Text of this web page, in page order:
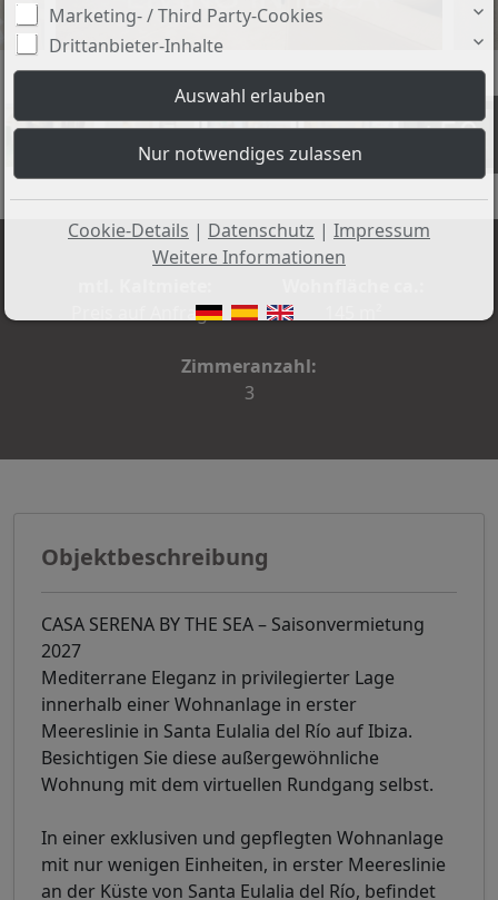
+50
Preis auf Anfrage
Zimmeranzahl:
3
Objektbeschreibung
CASA SERENA BY THE SEA – Saisonvermietung
2027
Mediterrane Eleganz in privilegierter Lage
innerhalb einer Wohnanlage in erster
Meereslinie in Santa Eulalia del Río auf Ibiza.
Besichtigen Sie diese außergewöhnliche
Wohnung mit dem virtuellen Rundgang selbst.
In einer exklusiven und gepflegten Wohnanlage
mit nur wenigen Einheiten, in erster Meereslinie
an der Küste von Santa Eulalia del Río, befindet
Marketing- / Third Party-Cookies
Drittanbieter-Inhalte
Cookie-Details | Datenschutz | Impressum
Weitere Informationen